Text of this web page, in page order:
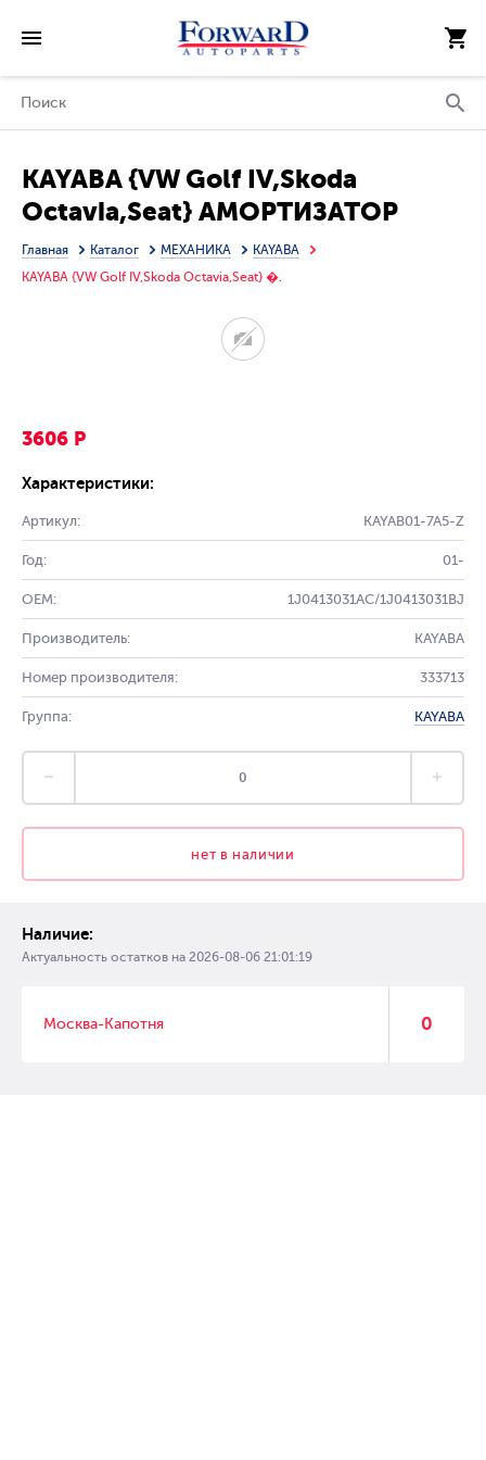
KAYABA {VW Golf IV,Skoda
Octavia,Seat} АМОРТИЗАТОР
ПЕРЕД Л=П
Главная Каталог МЕХАНИКА
KAYABA
KAYABA {VW Golf IV,Skoda Octavia,Seat} �.
3606 Р
Характеристики:
Артикул: KAYAB01-7A5-Z
Год: 01-
OEM: 1J0413031AC/1J0413031BJ
Производитель: KAYABA
Номер производителя: 333713
Группа: KAYABA
нет в наличии
Наличие:
Актуальность остатков на 2026-08-06 21:01:19
Москва-Капотня 0